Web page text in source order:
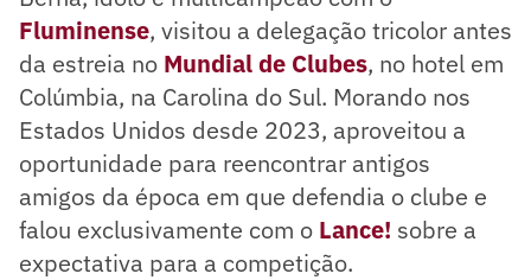
Fluminense, visitou a delegação tricolor antes
da estreia no Mundial de Clubes, no hotel em
Colúmbia, na Carolina do Sul. Morando nos
Estados Unidos desde 2023, aproveitou a
oportunidade para reencontrar antigos
amigos da época em que defendia o clube e
falou exclusivamente com o Lance! sobre a
expectativa para a competição.